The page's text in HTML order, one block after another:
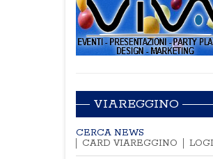
VIAREGGINO
CERCA NEWS
CARD VIAREGGINO